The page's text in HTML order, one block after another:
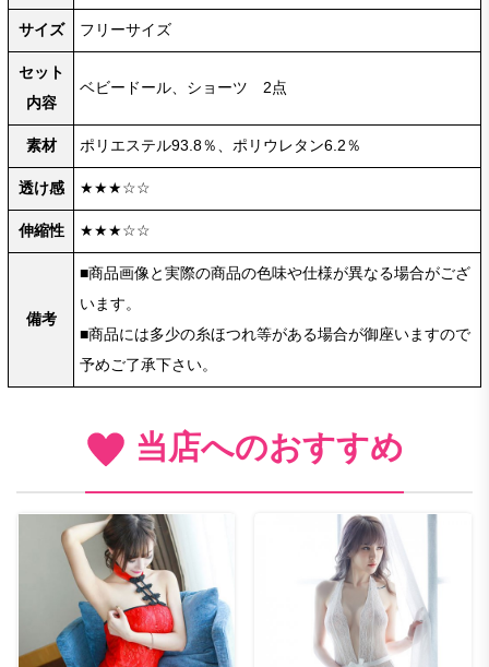
サイズ フリーサイズ
セット
内容
ベビードール、ショーツ 2点
素材 ポリエステル93.8％、ポリウレタン6.2％
透け感 ★★★☆☆
伸縮性 ★★★☆☆
備考
■商品画像と実際の商品の色味や仕様が異なる場合がござ
います。
■商品には多少の糸ほつれ等がある場合が御座いますので
予めご了承下さい。
当店へのおすすめ